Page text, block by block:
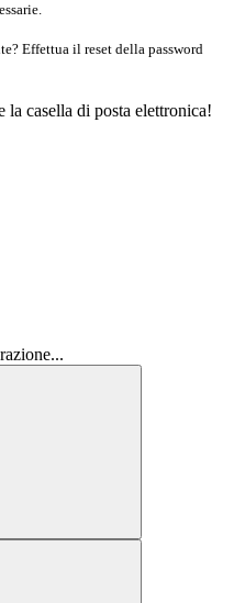
Effettua il reset della password
casella di posta elettronica!